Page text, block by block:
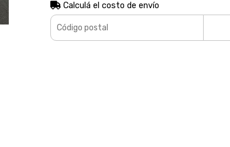
Calculá el costo de envío